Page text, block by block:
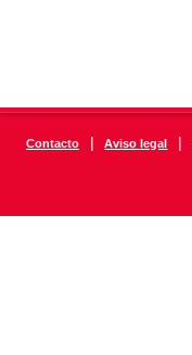
Contacto | Aviso legal |